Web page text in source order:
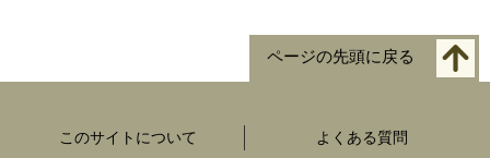
ページの先頭に戻る
このサイトについて よくある質問